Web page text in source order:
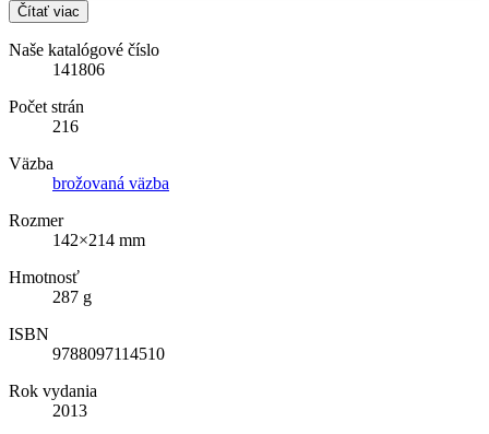
Čítať viac
Naše katalógové číslo
141806
Počet strán
216
Väzba
brožovaná väzba
Rozmer
142×214 mm
Hmotnosť
287 g
ISBN
9788097114510
Rok vydania
2013